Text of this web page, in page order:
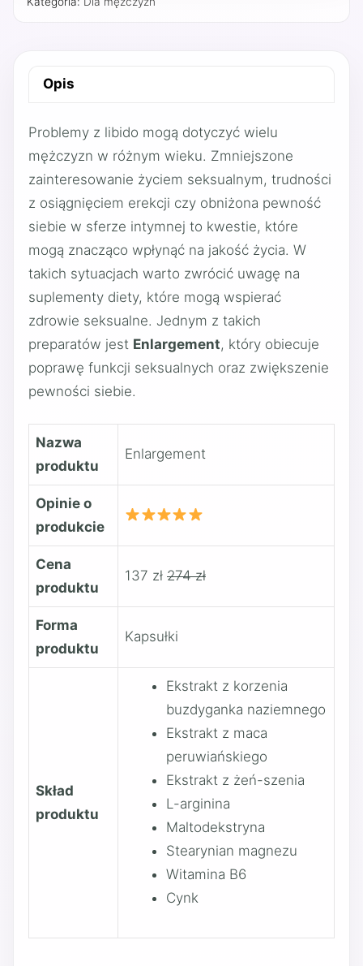
Opis
Problemy z libido mogą dotyczyć wielu
mężczyzn w różnym wieku. Zmniejszone
zainteresowanie życiem seksualnym, trudności
z osiągnięciem erekcji czy obniżona pewność
siebie w sferze intymnej to kwestie, które
mogą znacząco wpłynąć na jakość życia. W
takich sytuacjach warto zwrócić uwagę na
suplementy diety, które mogą wspierać
zdrowie seksualne. Jednym z takich
preparatów jest Enlargement, który obiecuje
poprawę funkcji seksualnych oraz zwiększenie
pewności siebie.
Nazwa
produktu
Enlargement
Opinie o
produkcie
Cena
produktu
137 zł 274 zł
Forma
produktu
Kapsułki
Skład
produktu
Ekstrakt z korzenia
buzdyganka naziemnego
Ekstrakt z maca
peruwiańskiego
Ekstrakt z żeń-szenia
L-arginina
Maltodekstryna
Stearynian magnezu
Witamina B6
Cynk